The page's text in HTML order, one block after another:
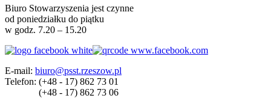
Biuro Stowarzyszenia jest czynne
od poniedziałku do piątku
w godz. 7.20 – 15.20
E-mail: biuro@psst.rzeszow.pl
Telefon: (+48 - 17) 862 73 01
(+48 - 17) 862 73 06